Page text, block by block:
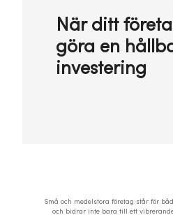
När ditt
göra en
investering
Små och medelstora företag står för
och bidrar inte bara till ett